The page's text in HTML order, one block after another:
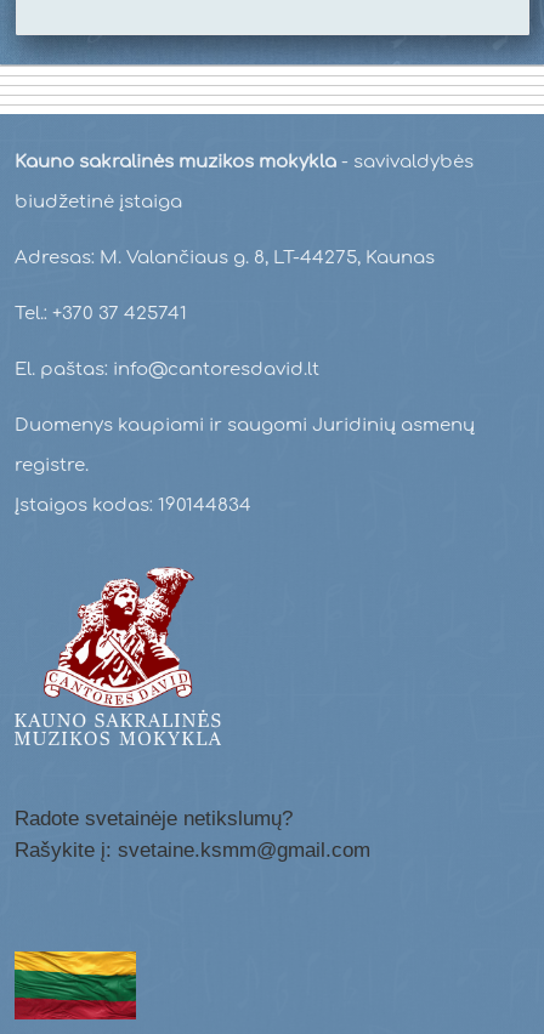
Kauno sakralinės muzikos mokykla - savivaldybės
biudžetinė įstaiga
Adresas: M. Valančiaus g. 8, LT-44275, Kaunas
Tel.: +370 37 425741
El. paštas: info@cantoresdavid.lt
Duomenys kaupiami ir saugomi Juridinių asmenų
registre.
Įstaigos kodas: 190144834
Radote svetainėje netikslumų?
Rašykite į: svetaine.ksmm@gmail.com